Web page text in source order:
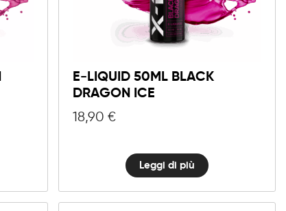
E-LIQUID 50ML BLACK
DRAGON ICE
18,90 €
Leggi di più